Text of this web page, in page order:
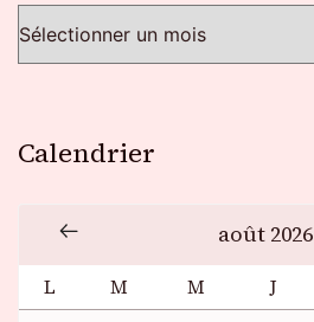
Calendrier
août 2026
L M M J